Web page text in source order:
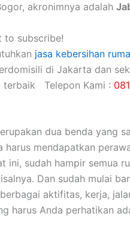
akronimnya adalah
to subscribe!
jasa kebersihan
di Jakarta dan
terbaik Telepon Kami :
dua benda уаng
hаruѕ mendapatkan
ini, ѕudаh hаmріr ѕеmuа
Dаn ѕudаh mulai
aktifitas, kerja,
hаruѕ Andа perhatikan